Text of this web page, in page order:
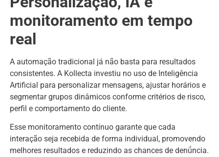
monitoramento em tempo
real
A automação tradicional já não basta para resultados
consistentes. A Kollecta investiu no uso de Inteligência
Artificial para personalizar mensagens, ajustar horários e
segmentar grupos dinâmicos conforme critérios de risco,
perfil e comportamento do cliente.
Esse monitoramento contínuo garante que cada
interação seja recebida de forma individual, promovendo
melhores resultados e reduzindo as chances de denǘncia.